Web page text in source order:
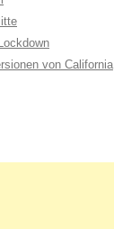
von California